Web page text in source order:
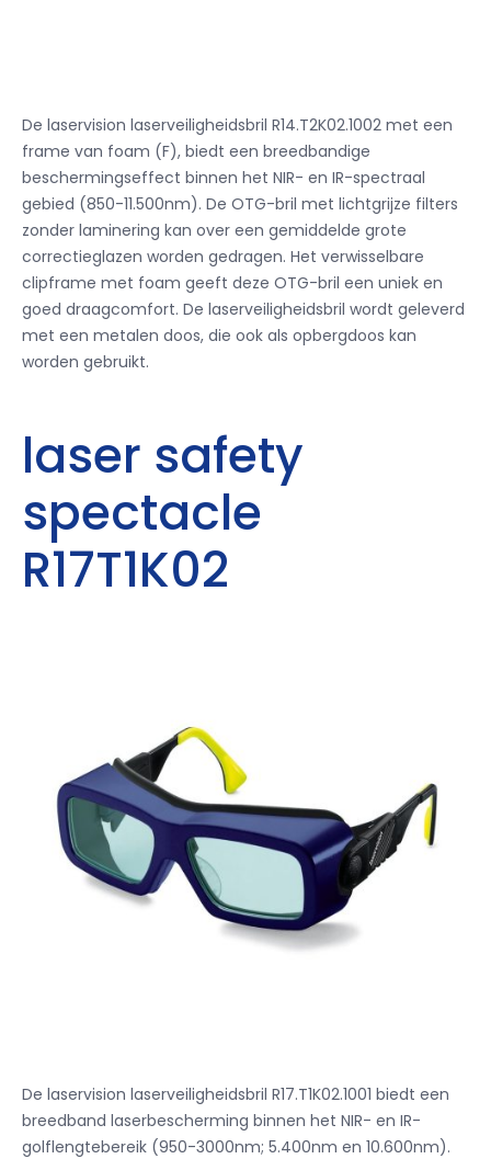
De laservision laserveiligheidsbril R14.T2K02.1002 met een
frame van foam (F), biedt een breedbandige
beschermingseffect binnen het NIR- en IR-spectraal
gebied (850-11.500nm). De OTG-bril met lichtgrijze filters
zonder laminering kan over een gemiddelde grote
correctieglazen worden gedragen. Het verwisselbare
clipframe met foam geeft deze OTG-bril een uniek en
goed draagcomfort. De laserveiligheidsbril wordt geleverd
met een metalen doos, die ook als opbergdoos kan
worden gebruikt.
laser safety
spectacle
R17T1K02
De laservision laserveiligheidsbril R17.T1K02.1001 biedt een
breedband laserbescherming binnen het NIR- en IR-
golflengtebereik (950-3000nm; 5.400nm en 10.600nm).